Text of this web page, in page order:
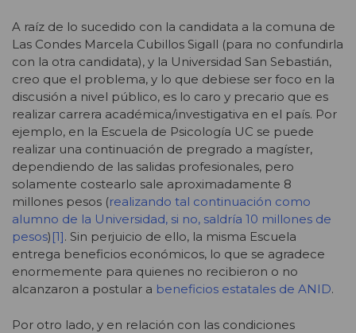
A raíz de lo sucedido con la candidata a la comuna de
Las Condes Marcela Cubillos Sigall (para no confundirla
con la otra candidata), y la Universidad San Sebastián,
creo que el problema, y lo que debiese ser foco en la
discusión a nivel público, es lo caro y precario que es
realizar carrera académica/investigativa en el país. Por
ejemplo, en la Escuela de Psicología UC se puede
realizar una continuación de pregrado a magíster,
dependiendo de las salidas profesionales, pero
solamente costearlo sale aproximadamente 8
millones pesos (realizando tal continuación como
alumno de la Universidad, si no, saldría 10 millones de
pesos) [1]. Sin perjuicio de ello, la misma Escuela
entrega beneficios económicos, lo que se agradece
enormemente para quienes no recibieron o no
alcanzaron a postular a beneficios estatales de ANID.
Por otro lado, y en relación con las condiciones